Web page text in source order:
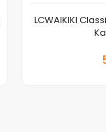
LCWAIKIKI